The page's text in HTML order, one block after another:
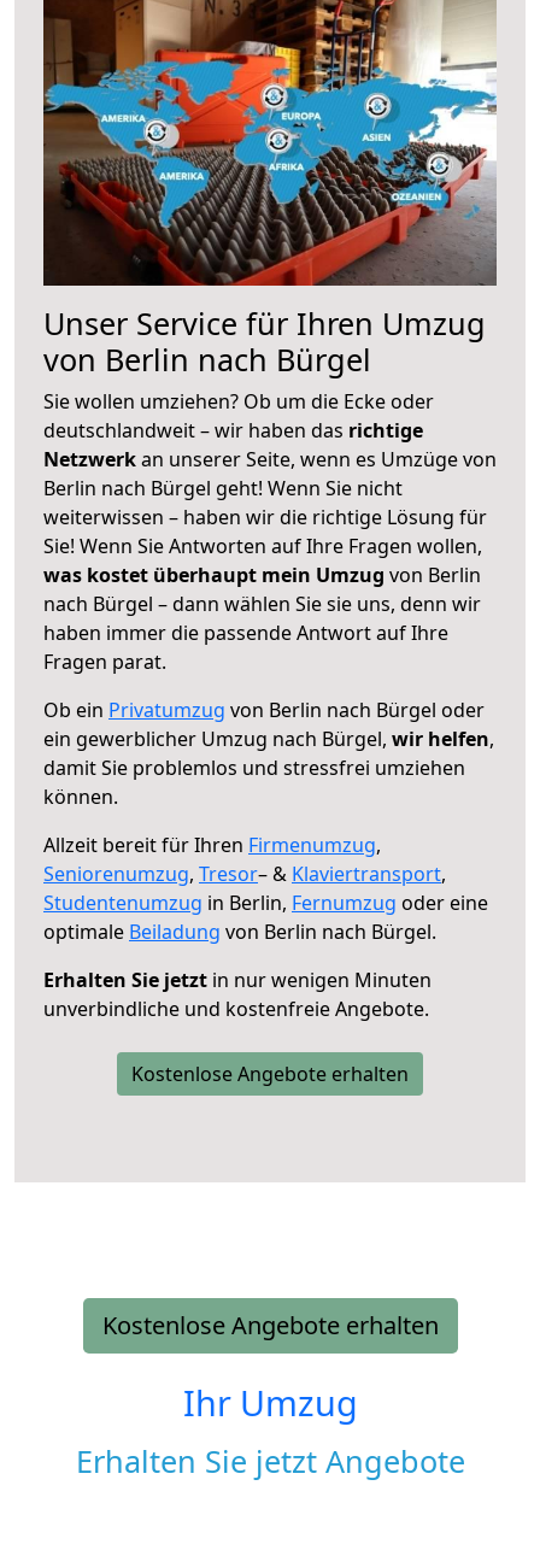
Unser Service für Ihren Umzug
von Berlin nach Bürgel
Sie wollen umziehen? Ob um die Ecke oder
deutschlandweit – wir haben das richtige
Netzwerkan unserer Seite, wenn es Umzüge von
Berlin nach Bürgel geht! Wenn Sie nicht
weiterwissen – haben wir die richtige Lösung für
Sie! Wenn Sie Antworten auf Ihre Fragen wollen,
was kostet überhaupt mein Umzug von Berlin
nach Bürgel – dann wählen Sie sie uns, denn wir
haben immer die passende Antwort auf Ihre
Fragen parat.
Ob ein Privatumzug von Berlin nach Bürgel oder
ein gewerblicher Umzug nach Bürgel, wir helfen,
damit Sie problemlos und stressfrei umziehen
können.
Allzeit bereit für Ihren Firmenumzug,
Seniorenumzug, Tresor– & Klaviertransport,
Studentenumzug in Berlin, Fernumzug oder eine
optimale Beiladung von Berlin nach Bürgel.
Erhalten Sie jetzt in nur wenigen Minuten
unverbindliche und kostenfreie Angebote.
Kostenlose Angebote erhalten
Kostenlose Angebote erhalten
Ihr Umzug
Erhalten Sie jetzt Angebote